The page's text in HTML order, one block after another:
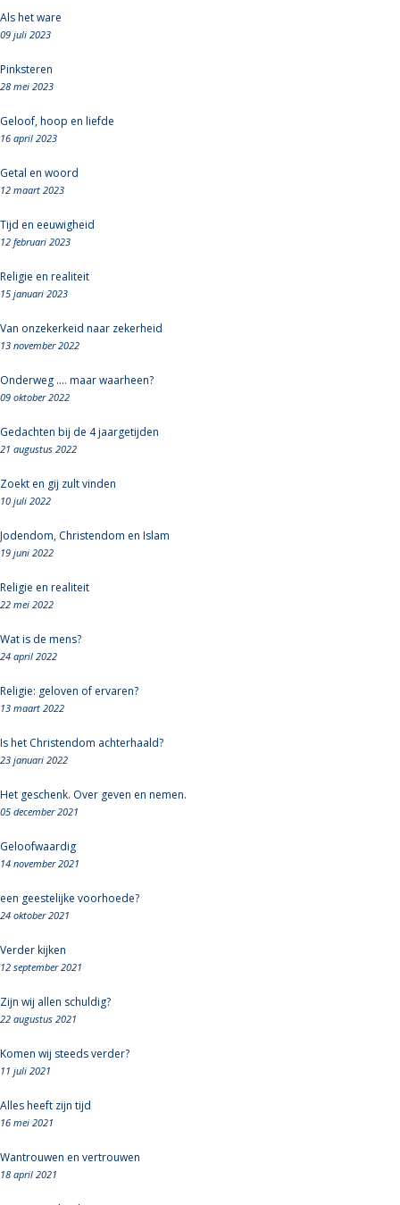
Als het ware
09 juli 2023
Pinksteren
28 mei 2023
Geloof, hoop en liefde
16 april 2023
Getal en woord
12 maart 2023
Tijd en eeuwigheid
12 februari 2023
Religie en realiteit
15 januari 2023
Van onzekerkeid naar zekerheid
13 november 2022
Onderweg .... maar waarheen?
09 oktober 2022
Gedachten bij de 4 jaargetijden
21 augustus 2022
Zoekt en gij zult vinden
10 juli 2022
Jodendom, Christendom en Islam
19 juni 2022
Religie en realiteit
22 mei 2022
Wat is de mens?
24 april 2022
Religie: geloven of ervaren?
13 maart 2022
Is het Christendom achterhaald?
23 januari 2022
Het geschenk. Over geven en nemen.
05 december 2021
Geloofwaardig
14 november 2021
een geestelijke voorhoede?
24 oktober 2021
Verder kijken
12 september 2021
Zijn wij allen schuldig?
22 augustus 2021
Komen wij steeds verder?
11 juli 2021
Alles heeft zijn tijd
16 mei 2021
Wantrouwen en vertrouwen
18 april 2021